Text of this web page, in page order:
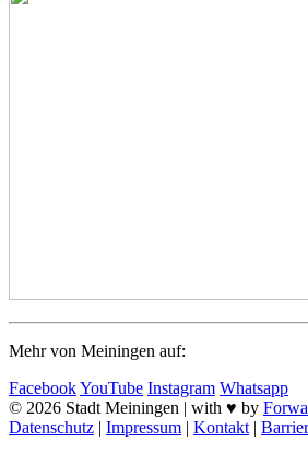
Mehr von Meiningen auf:
FacebookYouTube Instagram Whatsapp
© 2026 Stadt Meiningen | with ♥ by
Datenschutz | Impressum | Kontakt |